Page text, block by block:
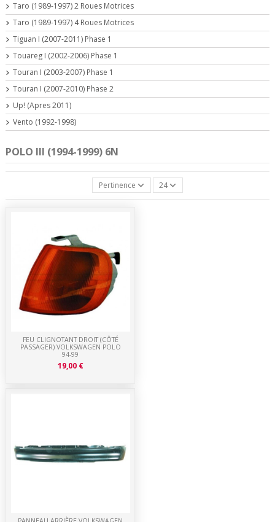
POLO III (1994-1999) 6N
Pertinence 24
FEU CLIGNOTANT DROIT (CÔTÉ
PASSAGER) VOLKSWAGEN POLO
94-99
19,00 €
Taro (1989-1997) 2 Roues Motrices
Taro (1989-1997) 4 Roues Motrices
Tiguan I (2007-2011) Phase 1
Touareg I (2002-2006) Phase 1
Touran I (2003-2007) Phase 1
Touran I (2007-2010) Phase 2
Up! (Apres 2011)
Vento (1992-1998)